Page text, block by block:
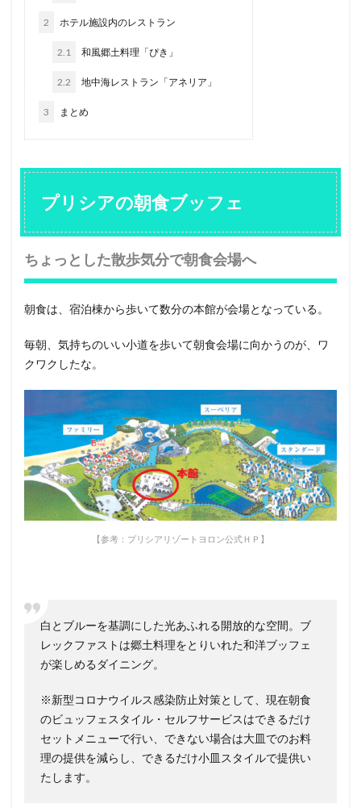
2 ホテル施設内のレストラン
2.1 和風郷土料理「ぴき」
2.2 地中海レストラン「アネリア」
3 まとめ
プリシアの朝食ブッフェ
ちょっとした散歩気分で朝食会場へ
朝食は、宿泊棟から歩いて数分の本館が会場となっている。
毎朝、気持ちのいい小道を歩いて朝食会場に向かうのが、ワ
クワクしたな。
【参考：プリシアリゾートヨロン公式ＨＰ】
白とブルーを基調にした光あふれる開放的な空間。ブ
レックファストは郷土料理をとりいれた和洋ブッフェ
が楽しめるダイニング。
※新型コロナウイルス感染防止対策として、現在朝食
のビュッフェスタイル・セルフサービスはできるだけ
セットメニューで行い、できない場合は大皿でのお料
理の提供を減らし、できるだけ小皿スタイルで提供い
たします。